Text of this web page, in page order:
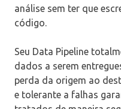
análise sem ter que
código.
Seu Data Pipeline
dados a serem
perda da origem ao
e tolerante a falhas